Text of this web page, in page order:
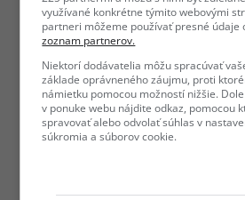
využívané konkrétne týmito webovými
partneri môžeme používať presné údaje
zoznam partnerov.
Niektorí dodávatelia môžu spracúvať
základe oprávneného záujmu, proti
námietku pomocou možností nižšie.
v ponuke webu nájdite odkaz, pomocou
spravovať alebo odvolať súhlas v
súkromia a súborov cookie.